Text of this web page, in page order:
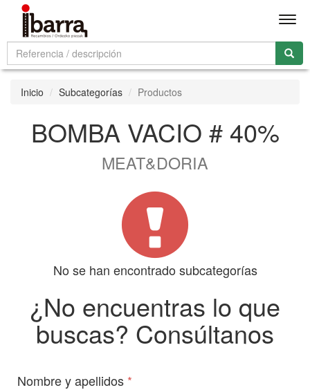
Inicio Subcategorías Productos
BOMBA VACIO # 40%
MEAT&DORIA
No se han encontrado subcategorías
¿No encuentras lo que
buscas? Consúltanos
Nombre y apellidos *